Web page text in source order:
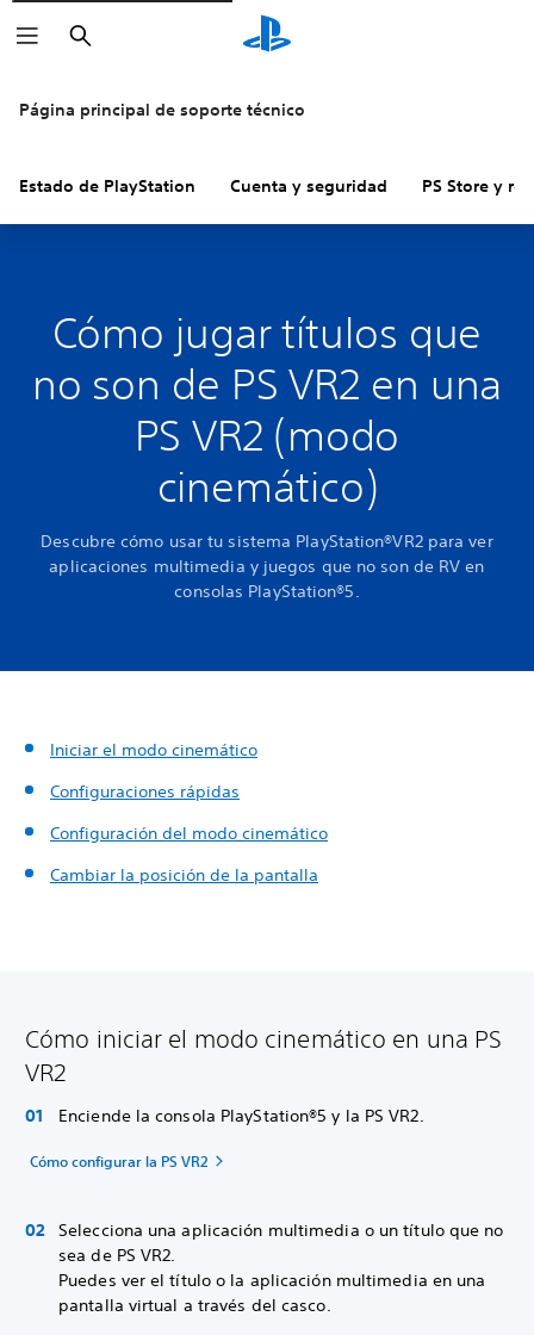
Buscar
Página principal de soporte técnico
Estado de PlayStation Cuenta y seguridad PS Store y
Cómo jugar títulos que
no son de PS VR2 en una
PS VR2 (modo
cinemático)
Descubre cómo usar tu sistema PlayStation®VR2 para ver
aplicaciones multimedia y juegos que no son de RV en
consolas PlayStation®5.
Iniciar el modo cinemático
Configuraciones rápidas
Configuración del modo cinemático
Cambiar la posición de la pantalla
Cómo iniciar el modo cinemático en una PS
VR2
Enciende la consola PlayStation®5 y la PS VR2.
Cómo configurar la PS VR2
Selecciona una aplicación multimedia o un título que no
sea de PS VR2.
Puedes ver el título o la aplicación multimedia en una
pantalla virtual a través del casco.